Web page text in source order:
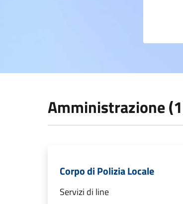
Amministrazione
Corpo di Polizia Locale
Servizi di line